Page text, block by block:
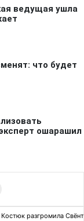
Костюк разгромила